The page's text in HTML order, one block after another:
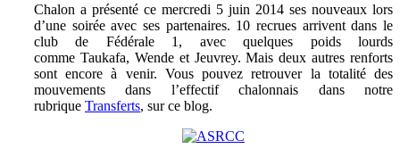
Chalon a présenté ce mercredi 5 juin 2014 ses nouveaux lors
d’une soirée avec ses partenaires. 10 recrues arrivent dans le
club de Fédérale 1, avec quelques poids lourds
comme Taukafa, Wende et Jeuvrey. Mais deux autres renforts
sont encore à venir. Vous pouvez retrouver la totalité des
mouvements dans l’effectif chalonnais dans notre
rubrique Transferts, sur ce blog.